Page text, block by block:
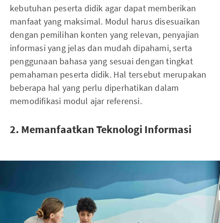
kebutuhan peserta didik agar dapat memberikan
manfaat yang maksimal. Modul harus disesuaikan
dengan pemilihan konten yang relevan, penyajian
informasi yang jelas dan mudah dipahami, serta
penggunaan bahasa yang sesuai dengan tingkat
pemahaman peserta didik. Hal tersebut merupakan
beberapa hal yang perlu diperhatikan dalam
memodifikasi modul ajar referensi.
2. Memanfaatkan Teknologi Informasi